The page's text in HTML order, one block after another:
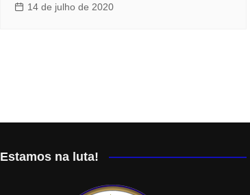
14 de julho de 2020
Estamos na luta!